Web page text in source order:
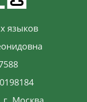
языков